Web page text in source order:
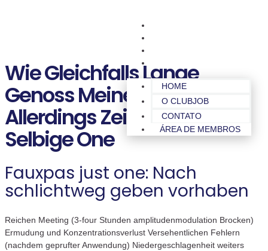
HOME
O CLUBJOB
CONTATO
ÁREA DE MEMBROS
Wie Gleichfalls Lange
Genoss Meine Wenigkeit
Allerdings Zeitform Je
Selbige One
Fauxpas just one: Nach
schlichtweg geben vorhaben
Reichen Meeting (3-four Stunden amplitudenmodulation Brocken)
Ermudung und Konzentrationsverlust Versehentlichen Fehlern
(nachdem geprufter Anwendung) Niedergeschlagenheit weiters